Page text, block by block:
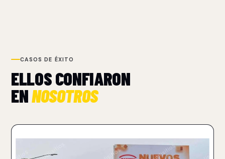
CASOS DE ÉXITO
ELLOS CONFIARON
ENNOSOTROS